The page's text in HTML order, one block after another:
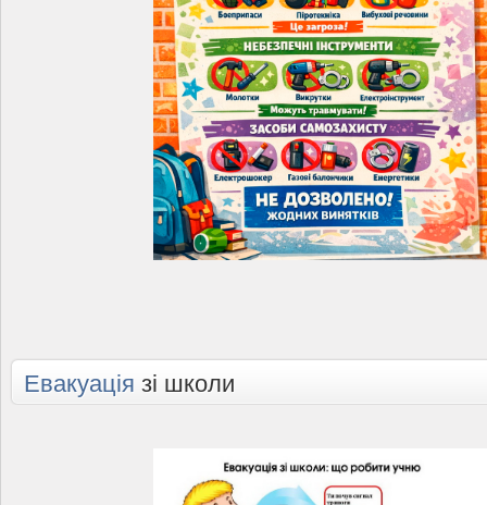
Евакуація зі школи